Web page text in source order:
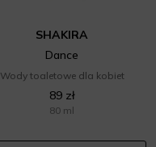
SHAKIRA
Dance
Wody toaletowe dla kobiet
89 zł
80 ml